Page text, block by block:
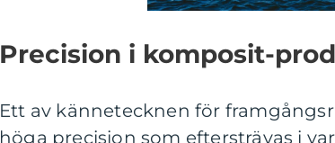
Precision i komposit-
Ett av kännetecknen för
höga precision som eftersträvas i